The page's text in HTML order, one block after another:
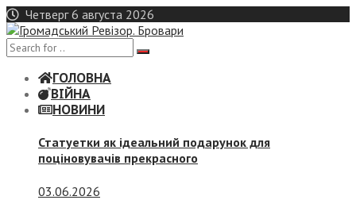
Skip
to
content
Четверг 6 августа 2026
ГОЛОВНА
ВІЙНА
НОВИНИ
Статуетки як ідеальний подарунок для
поціновувачів прекрасного
03.06.2026